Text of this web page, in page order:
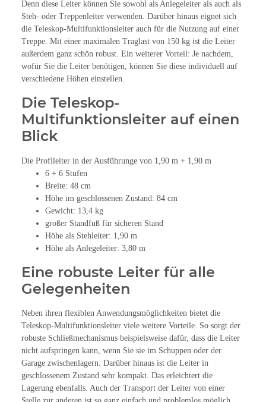
Denn diese Leiter können Sie sowohl als Anlegeleiter als auch als
Steh- oder Treppenleiter verwenden. Darüber hinaus eignet sich
die Teleskop-Multifunktionsleiter auch für die Nutzung auf einer
Treppe. Mit einer maximalen Traglast von 150 kg ist die Leiter
außerdem ganz schön robust. Ein weiterer Vorteil: Je nachdem,
wofür Sie die Leiter benötigen, können Sie diese individuell auf
verschiedene Höhen einstellen.
Die Teleskop-
Multifunktionsleiter auf einen
Blick
Die Profileiter in der Ausführunge von 1,90 m + 1,90 m
6 + 6 Stufen
Breite: 48 cm
Höhe im geschlossenen Zustand: 84 cm
Gewicht: 13,4 kg
großer Standfuß für sicheren Stand
Höhe als Stehleiter: 1,90 m
Höhe als Anlegeleiter: 3,80 m
Eine robuste Leiter für alle
Gelegenheiten
Neben ihren flexiblen Anwendungsmöglichkeiten bietet die
Teleskop-Multifunktionsleiter viele weitere Vorteile. So sorgt der
robuste Schließmechanismus beispielsweise dafür, dass die Leiter
nicht aufspringen kann, wenn Sie sie im Schuppen oder der
Garage zwischenlagern. Darüber hinaus ist die Leiter in
geschlossenem Zustand sehr kompakt. Das erleichtert die
Lagerung ebenfalls. Auch der Transport der Leiter von einer